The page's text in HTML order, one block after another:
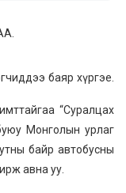
баяр хүргэе.
“Суралцах
Монголын урлаг
байр автобусны
авна уу.